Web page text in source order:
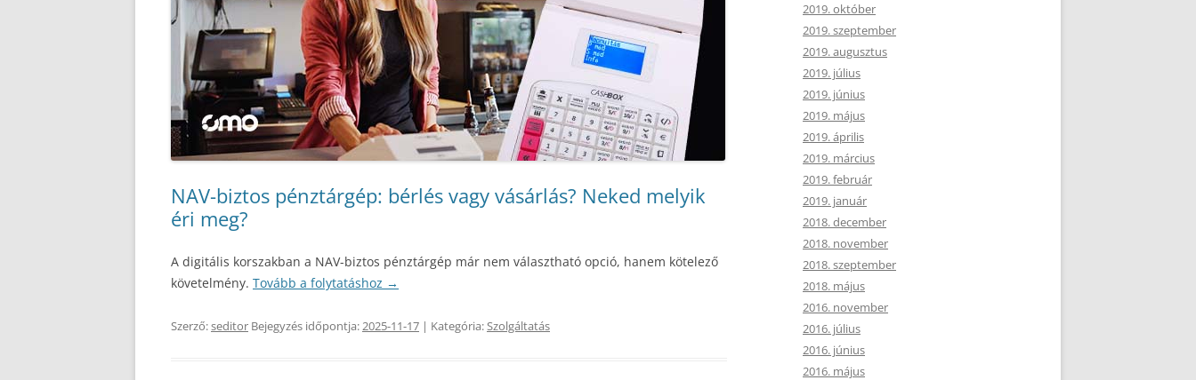
NAV-biztos pénztárgép: bérlés vagy vásárlás? Neked melyik
éri meg?
A digitális korszakban a NAV-biztos pénztárgép már nem választható opció, hanem kötelező
követelmény. Tovább a folytatáshoz →
Szerző:seditor Bejegyzés időpontja:2025-11-17 | Kategória:Szolgáltatás
2019. október
2019. szeptember
2019. augusztus
2019. július
2019. június
2019. május
2019. április
2019. március
2019. február
2019. január
2018. december
2018. november
2018. szeptember
2018. május
2016. november
2016. július
2016. június
2016. május